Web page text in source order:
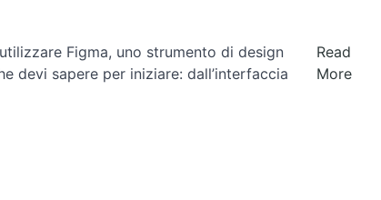
Figma, uno strumento di design
devi sapere per iniziare: dall’interfaccia
Read
More